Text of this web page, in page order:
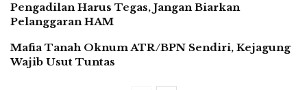
Pengadilan Harus Tegas, Jangan Biarkan
Pelanggaran HAM
Mafia Tanah Oknum ATR/BPN Sendiri, Kejagung
Wajib Usut Tuntas